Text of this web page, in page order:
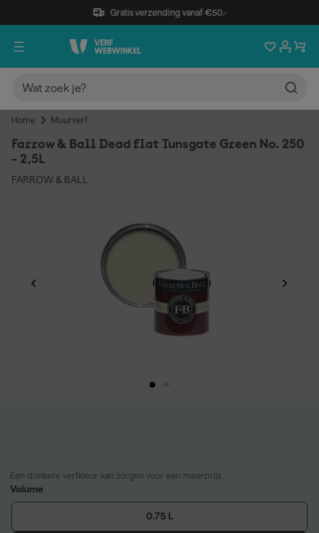
Gratis verzending vanaf €50,-
Home Muurverf
Farrow & Ball Dead flat Tunsgate Green No. 250
- 2,5L
FARROW & BALL
Een donkere verfkleur kan zorgen voor een meerprijs.
Volume
0.75 L